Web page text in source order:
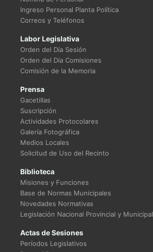
Ingreso Personal Planta Política
Correos y Teléfonos
Labor Legislativa
Orden del Día Sesión
Orden del Día Comisiones
Comisión de la Memoria
Prensa
Gacetillas
Suscripción
Actividades Protocolares
Galería Fotográfica
Medios Locales
Solicitud de Uso del Recinto
Biblioteca
Misiones y Funciones
Base de Normas Municipales
Novedades Normativas
Legislación Nacional Provincial y Municipal
Actas de Sesiones
Períodos Legislativos